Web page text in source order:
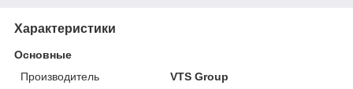
Характеристики
Основные
Производитель
VTS Group